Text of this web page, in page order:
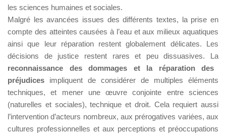
les sciences humaines et sociales.
Malgré les avancées issues des différents textes, la prise en
compte des atteintes causées à l’eau et aux milieux aquatiques
ainsi que leur réparation restent globalement délicates. Les
décisions de justice restent rares et peu dissuasives. La
reconnaissance des dommages et la réparation des
préjudices impliquent de considérer de multiples éléments
techniques, et mener une œuvre conjointe entre sciences
(naturelles et sociales), technique et droit. Cela requiert aussi
l’intervention d’acteurs nombreux, aux prérogatives variées, aux
cultures professionnelles et aux perceptions et préoccupations